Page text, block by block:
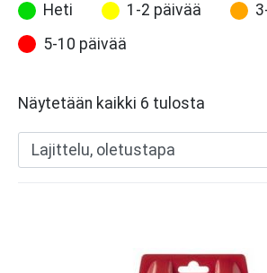
Heti 1-2 päivää
5-10 päivää
Näytetään kaikki 6 tulosta